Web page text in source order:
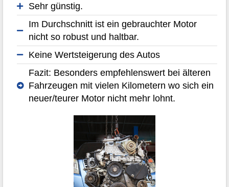
Sehr günstig.
Im Durchschnitt ist ein gebrauchter Motor
nicht so robust und haltbar.
Keine Wertsteigerung des Autos
Fazit: Besonders empfehlenswert bei älteren
Fahrzeugen mit vielen Kilometern wo sich ein
neuer/teurer Motor nicht mehr lohnt.